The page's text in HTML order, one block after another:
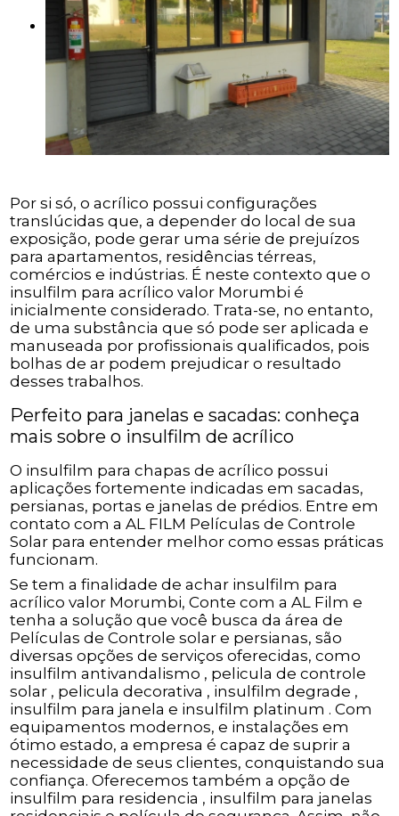
Por si só, o acrílico possui configurações
translúcidas que, a depender do local de sua
exposição, pode gerar uma série de prejuízos
para apartamentos, residências térreas,
comércios e indústrias. É neste contexto que o
insulfilm para acrílico valor Morumbi é
inicialmente considerado. Trata-se, no entanto,
de uma substância que só pode ser aplicada e
manuseada por profissionais qualificados, pois
bolhas de ar podem prejudicar o resultado
desses trabalhos.
Perfeito para janelas e sacadas: conheça
mais sobre o insulfilm de acrílico
O insulfilm para chapas de acrílico possui
aplicações fortemente indicadas em sacadas,
persianas, portas e janelas de prédios. Entre em
contato com a AL FILM Películas de Controle
Solar para entender melhor como essas práticas
funcionam.
Se tem a finalidade de achar insulfilm para
acrílico valor Morumbi, Conte com a AL Film e
tenha a solução que você busca da área de
Películas de Controle solar e persianas, são
diversas opções de serviços oferecidas, como
insulfilm antivandalismo , pelicula de controle
solar , pelicula decorativa , insulfilm degrade ,
insulfilm para janela e insulfilm platinum . Com
equipamentos modernos, e instalações em
ótimo estado, a empresa é capaz de suprir a
necessidade de seus clientes, conquistando sua
confiança. Oferecemos também a opção de
insulfilm para residencia , insulfilm para janelas